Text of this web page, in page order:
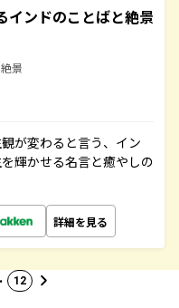
インドのことばと絶景
景
が変わると言う、イン
輝かせる名言と癒やしの
詳細を見る
12